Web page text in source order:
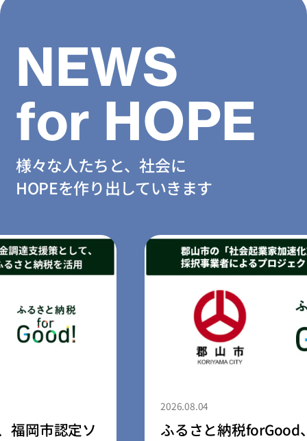
NEWS
for HOPE
様々な人たちと、社会に
HOPEを作り出していきます
ふるさと納税forGood、郡山市の「社